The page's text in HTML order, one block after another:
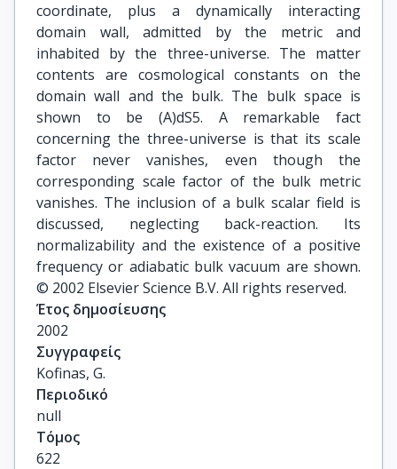
coordinate, plus a dynamically interacting
domain wall, admitted by the metric and
inhabited by the three-universe. The matter
contents are cosmological constants on the
domain wall and the bulk. The bulk space is
shown to be (A)dS5. A remarkable fact
concerning the three-universe is that its scale
factor never vanishes, even though the
corresponding scale factor of the bulk metric
vanishes. The inclusion of a bulk scalar field is
discussed, neglecting back-reaction. Its
normalizability and the existence of a positive
frequency or adiabatic bulk vacuum are shown.
© 2002 Elsevier Science B.V. All rights reserved.
Έτος δημοσίευσης
2002
Συγγραφείς
Kofinas, G.
Περιοδικό
null
Τόμος
622